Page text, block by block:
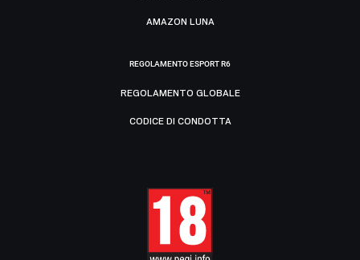
AMAZON LUNA
REGOLAMENTO ESPORT R6
REGOLAMENTO GLOBALE
CODICE DI CONDOTTA